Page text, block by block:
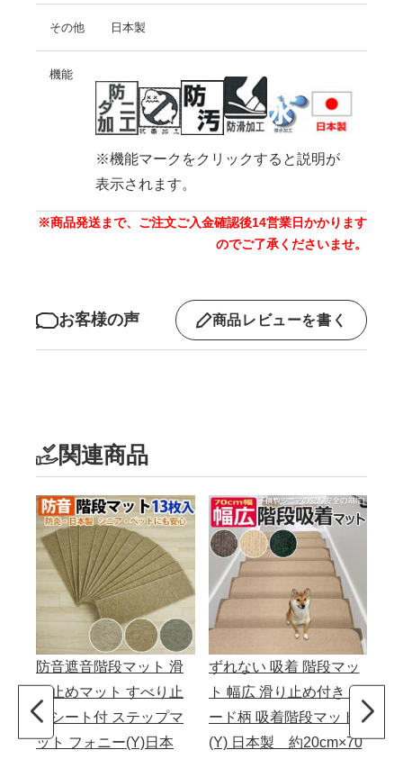
その他 日本製
機能
※機能マークをクリックすると説明が
表示されます。
※商品発送まで、ご注文ご入金確認後14営業日かかります
のでご了承くださいませ。
お客様の声 商品レビューを書く
関連商品
防音遮音階段マット 滑
り止めマット すべり止
めシート付 ステップマ
ット フォニー(Y)日本
ずれない 吸着 階段マッ
ト 幅広 滑り止め付き コ
ード柄 吸着階段マット
(Y) 日本製 約20cm×70
用